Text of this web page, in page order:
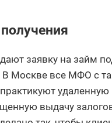
заявку на займ
В Москве все МФО с
удаленную
выдачу